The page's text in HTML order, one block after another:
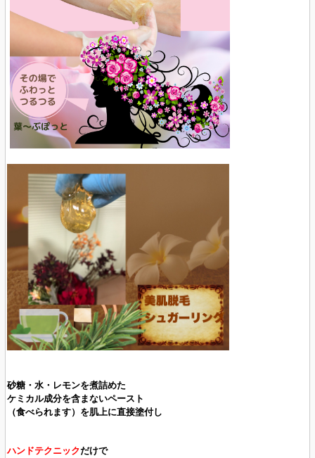
砂糖・水・レモンを煮詰めた
ケミカル成分を含まないペースト
（食べられます）を肌上に直接塗付し
ハンドテクニックだけで